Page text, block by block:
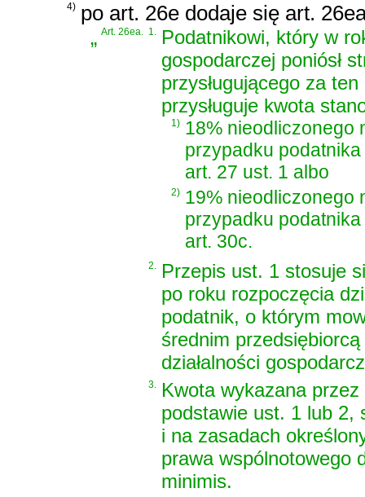
4) po art. 26e dodaje się art.
„Art. 26ea. 1. Podatnikowi, który w
gospodarczej poniósł
przysługującego za
przysługuje kwota
1) 18% nieodliczonego
przypadku
art. 27 ust. 1 albo
2) 19% nieodliczonego
przypadku
art. 30c.
2. Przepis ust. 1 stosuje
po roku rozpoczęcia
podatnik, o którym
średnim
działalności
3. Kwota wykazana
podstawie ust. 1 lub 2,
i na zasadach
prawa wspólnotowego
minimis.